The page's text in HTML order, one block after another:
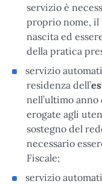
servizio è
proprio nome, il
nascita ed
della pratica
servizio
residenza dell’
nell’ultimo
erogate agli
sostegno del
necessario
Fiscale;
servizio